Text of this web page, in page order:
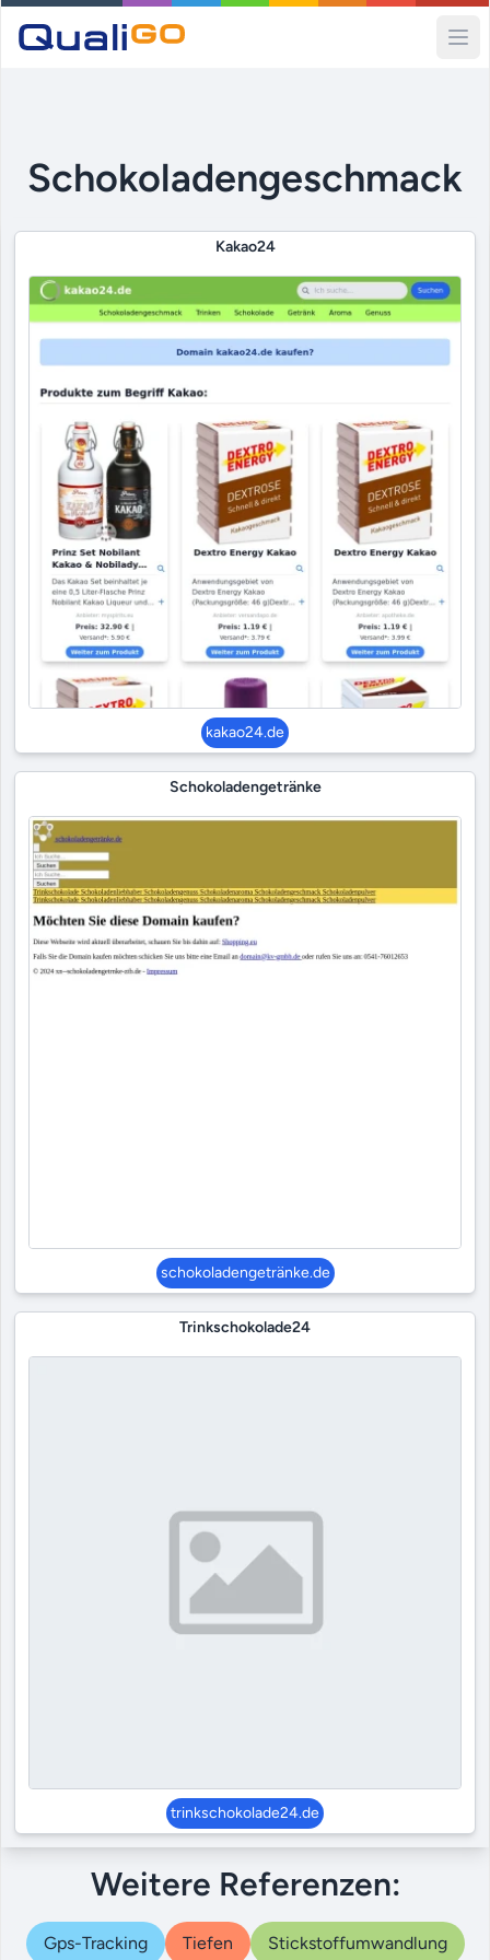
Schokoladengeschmack
Kakao24
kakao24.de
Schokoladengetränke
schokoladengetränke.de
Trinkschokolade24
trinkschokolade24.de
Weitere Referenzen:
Gps-Tracking Tiefen Stickstoffumwandlung